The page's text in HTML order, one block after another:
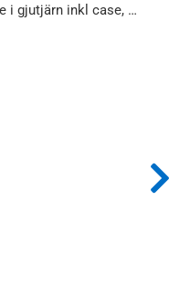
Bord cafe runda låga med underrede i gjutjärn inkl case, 6 st.